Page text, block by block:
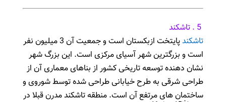
تاشکند
پایتخت ازبکستان است و جمعیت آن 3 میلیون نفر
است و بزرگترین شهر آسیای مرکزی است. این بزرگ شهر
نشان دهنده توسعه تاریخی کشور از بناهای معماری آن از
طراحی شرقی به طرح خیابانی طراحی شده توسط شوروی و
ساختمان های مرتفع آن است. منطقه تاشکند مدرن قبلا در